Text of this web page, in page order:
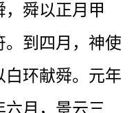
舜以正月甲
。到四月，神使
白环献舜。元年
月，景云三